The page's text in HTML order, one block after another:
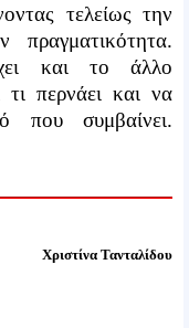
τελείως την
και το άλλο
περνάει και να
που συμβαίνει.
Χριστίνα Τανταλίδου